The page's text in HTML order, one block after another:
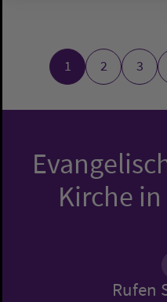
1 2 3
Kirche
Rufen